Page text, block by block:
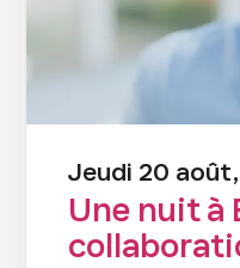
Jeudi 20
Une nuit à